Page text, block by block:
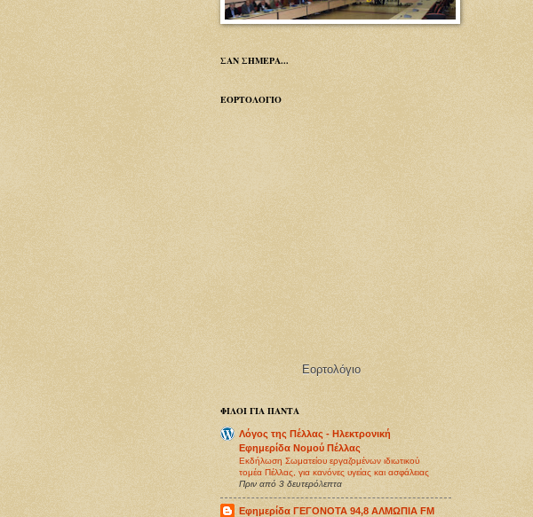
ΣΑΝ ΣΗΜΕΡΑ...
ΕΟΡΤΟΛΟΓΙΟ
Εορτολόγιο
ΦΙΛΟΙ ΓΙΑ ΠΑΝΤΑ
Λόγος της Πέλλας - Ηλεκτρονική
Εφημερίδα Νομού Πέλλας
Εκδήλωση Σωματείου εργαζομένων ιδιωτικού
τομέα Πέλλας, για κανόνες υγείας και ασφάλειας
Πριν από 3 δευτερόλεπτα
Εφημερίδα ΓΕΓΟΝΟΤΑ 94,8 ΑΛΜΩΠΙΑ FM